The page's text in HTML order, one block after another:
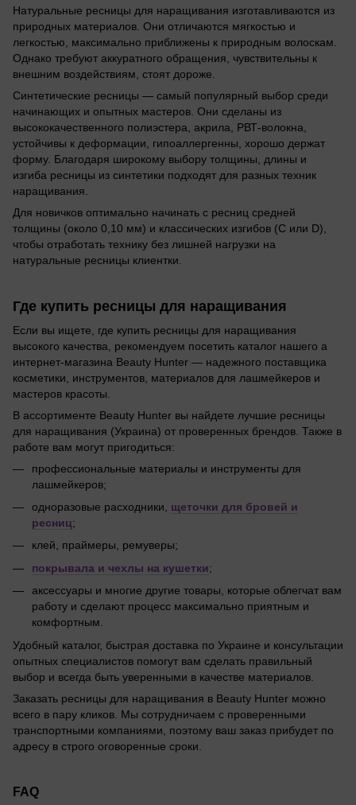
Натуральные ресницы для наращивания изготавливаются из
природных материалов. Они отличаются мягкостью и
легкостью, максимально приближены к природным волоскам.
Однако требуют аккуратного обращения, чувствительны к
внешним воздействиям, стоят дороже.
Синтетические ресницы — самый популярный выбор среди
начинающих и опытных мастеров. Они сделаны из
высококачественного полиэстера, акрила, РВТ-волокна,
устойчивы к деформации, гипоаллергенны, хорошо держат
форму. Благодаря широкому выбору толщины, длины и
изгиба ресницы из синтетики подходят для разных техник
наращивания.
Для новичков оптимально начинать с ресниц средней
толщины (около 0,10 мм) и классических изгибов (С или D),
чтобы отработать технику без лишней нагрузки на
натуральные ресницы клиентки.
Где купить ресницы для наращивания
Если вы ищете, где купить ресницы для наращивания
высокого качества, рекомендуем посетить каталог нашего а
интернет-магазина Beauty Hunter — надежного поставщика
косметики, инструментов, материалов для лашмейкеров и
мастеров красоты.
В ассортименте Beauty Hunter вы найдете лучшие ресницы
для наращивания (Украина) от проверенных брендов. Также в
работе вам могут пригодиться:
профессиональные материалы и инструменты для
лашмейкеров;
одноразовые расходники, щеточки для бровей и
ресниц;
клей, праймеры, ремуверы;
покрывала и чехлы на кушетки;
аксессуары и многие другие товары, которые облегчат вам
работу и сделают процесс максимально приятным и
комфортным.
Удобный каталог, быстрая доставка по Украине и консультации
опытных специалистов помогут вам сделать правильный
выбор и всегда быть уверенными в качестве материалов.
Заказать ресницы для наращивания в Beauty Hunter можно
всего в пару кликов. Мы сотрудничаем с проверенными
транспортными компаниями, поэтому ваш заказ прибудет по
адресу в строго оговоренные сроки.
FAQ